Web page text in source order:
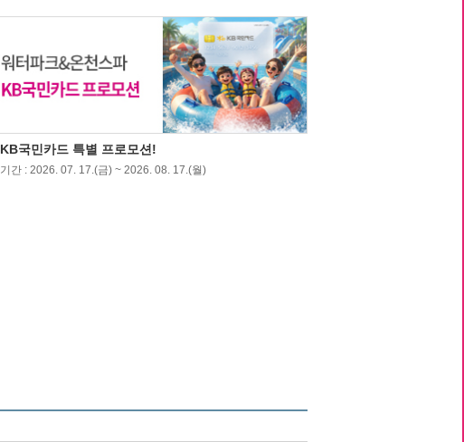
KB국민카드 특별 프로모션!
기간 : 2026. 07. 17.(금) ~ 2026. 08. 17.(월)